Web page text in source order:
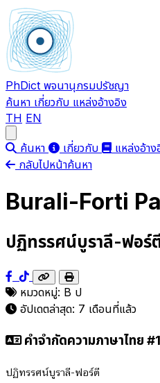
PhDict พจนานุกรมปรัชญา
ค้นหา เกี่ยวกับ แหล่งอ้างอิง
TH EN
ค้นหา เกี่ยวกับ แหล่งอ้าง
กลับไปหน้าค้นหา
Burali-Forti
ปฏิทรรศน์บูราลี-ฟอร์
หมวดหมู่: B ป
อัปเดตล่าสุด: 7 เดือนที่แล้ว
คำจำกัดความภาษาไทย #1
ปฏิทรรศน์บูราลี-ฟอร์ตี